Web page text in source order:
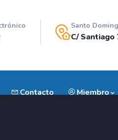
Santo
C/
Contacto Miembro